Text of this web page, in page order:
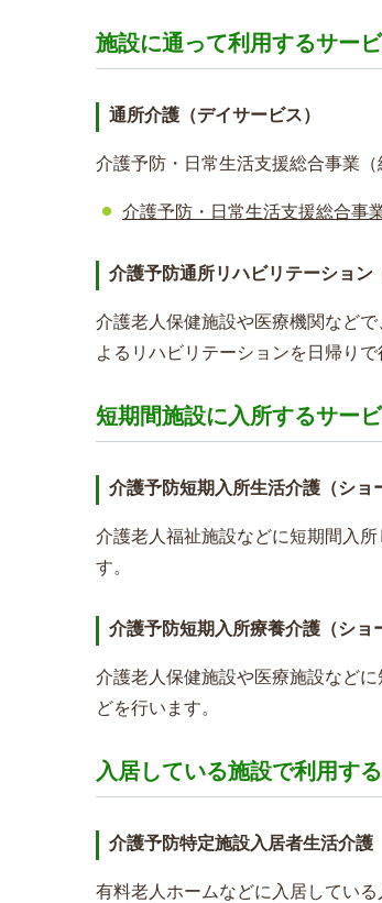
施設に通って利用するサー
通所介護（デイサービス）
介護予防・日常生活支援総合事業
介護予防・日常生活支援総合事
介護予防通所リハビリテーション
介護老人保健施設や医療機関など
よるリハビリテーションを日帰りで
短期間施設に入所するサー
介護予防短期入所生活介護（ショ
介護老人福祉施設などに短期間入
す。
介護予防短期入所療養介護（ショ
介護老人保健施設や医療施設など
どを行います。
入居している施設で利用す
介護予防特定施設入居者生活介護
有料老人ホームなどに入居してい